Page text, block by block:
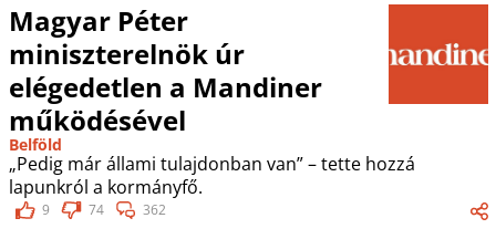
Magyar Péter
miniszterelnök úr
elégedetlen a Mandiner
működésével
Belföld
„Pedig már állami tulajdonban van” – tette hozzá
lapunkról a kormányfő.
9 74 362